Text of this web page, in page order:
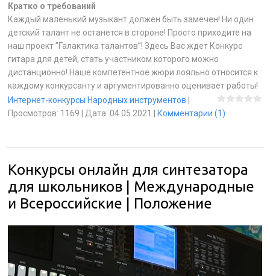
Кратко о требований
Каждый маленький музыкант должен быть замечен! Ни один
детский талант не останется в стороне! Просто приходите на
наш проект ”Галактика талантов”! Здесь Вас ждет Конкурс
гитара для детей, стать участником которого можно
дистанционно! Наше компетентное жюри лояльно относится к
каждому конкурсанту и аргументированно оценивает работы!
Интернет-конкурсы Народных инструментов |
Просмотров: 1169 | Дата: 04.05.2021 | Комментарии (1)
Конкурсы онлайн для синтезатора
для школьников | Международные
и Всероссийские | Положение